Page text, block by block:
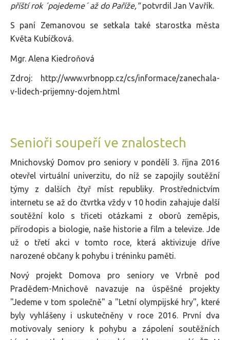
příští rok ´pojedeme´ až do Paříže,"potvrdil Jan Vavřík.
S paní Zemanovou se setkala také starostka města
Květa Kubíčková.
Mgr. Alena Kiedroňová
Zdroj: http://www.vrbnopp.cz/cs/informace/zanechala-
v-lidech-prijemny-dojem.html
Senioři soupeří ve znalostech
Mnichovský Domov pro seniory v pondělí 3. října 2016
otevřel virtuální univerzitu, do níž se zapojily soutěžní
týmy z dalších čtyř míst republiky. Prostřednictvím
internetu se až do čtvrtka vždy v 10 hodin zahajuje další
soutěžní kolo s třiceti otázkami z oborů zeměpis,
přírodopis a biologie, naše historie a film a televize. Jde
už o třetí akci v tomto roce, která aktivizuje dříve
narozené občany k pohybu i tréninku paměti.
Nový projekt Domova pro seniory ve Vrbně pod
Pradědem-Mnichově navazuje na úspěšné projekty
"Jedeme v tom společně" a "Letní olympijské hry", které
byly vyhlášeny i uskutečněny v roce 2016. První dva
motivovaly seniory k pohybu a zápolení soutěžních